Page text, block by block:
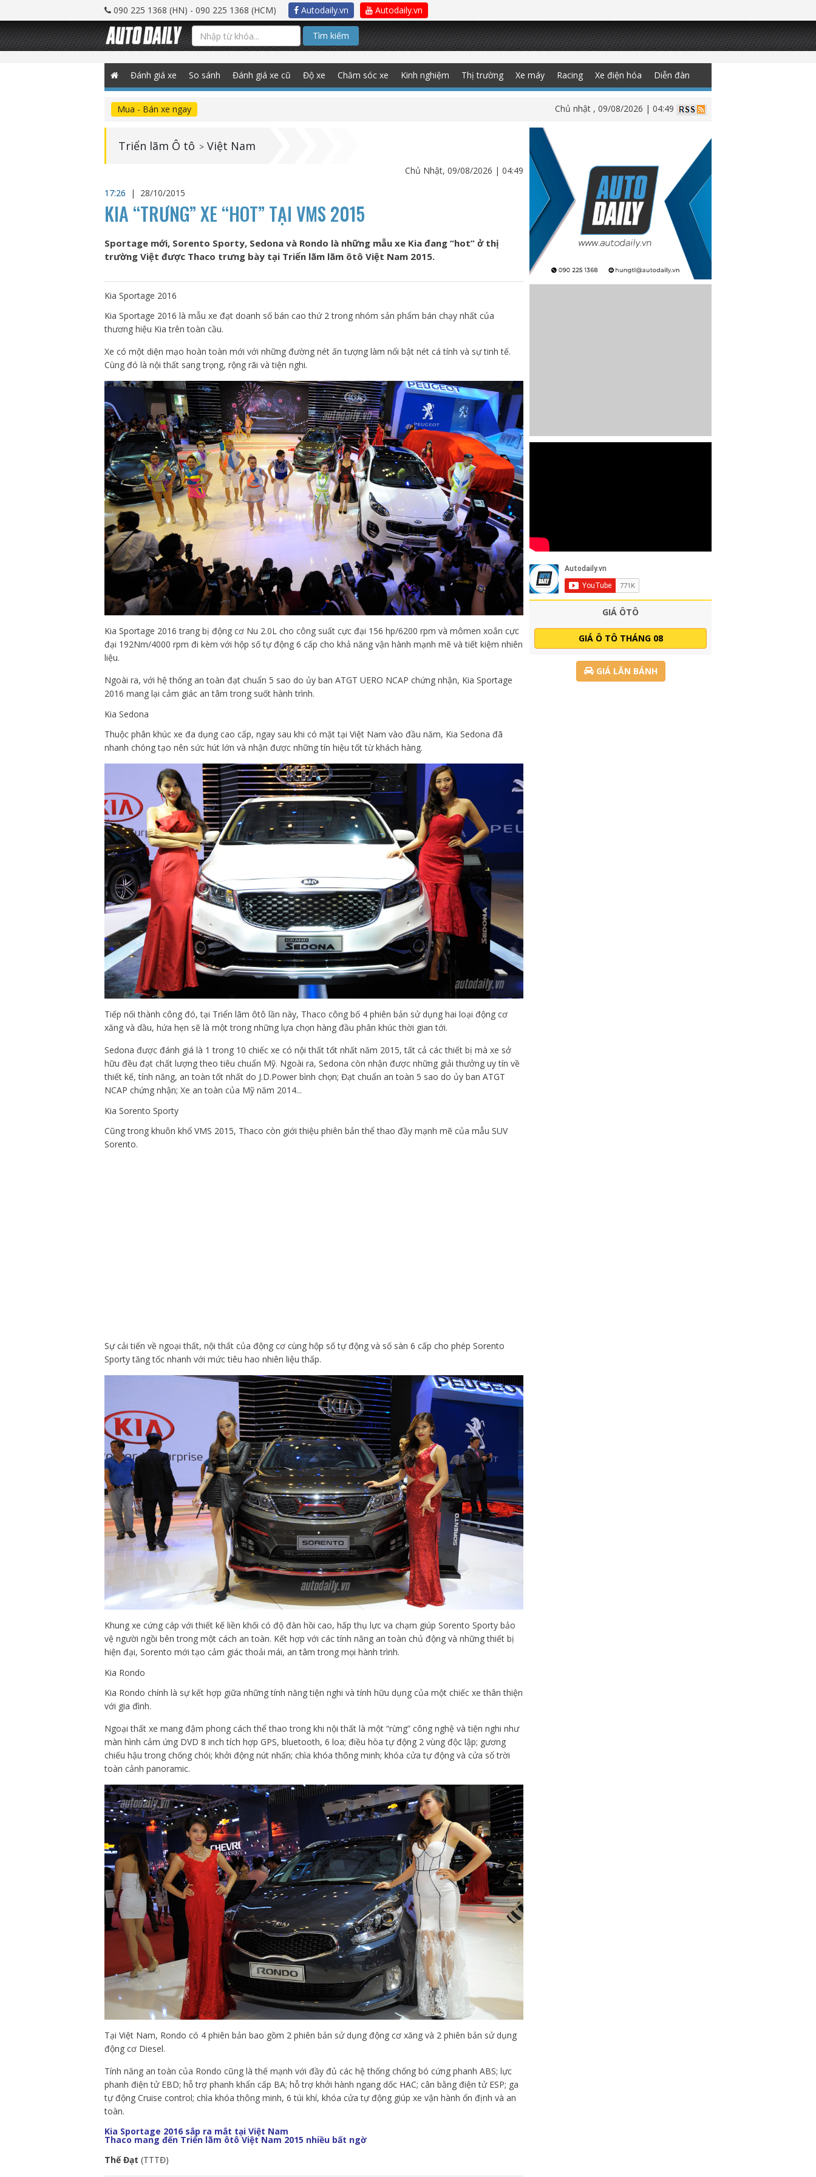
090 225 1368 (HN) - 090 225 1368 (HCM) Autodaily.vn Autodaily.vn
Tìm kiếm
Đánh giá xe So sánh Đánh giá xe cũ Độ xe Chăm sóc xe Kinh nghiệm Thị trường Xe máy Racing Xe điện hóa Diễn đàn
Mua - Bán xe ngay Chủ nhật , 09/08/2026 | 04:49
Triển lãm Ô tô > Việt Nam
Chủ Nhật, 09/08/2026 | 04:49
17:26
| 28/10/2015
KIA “TRƯNG” XE “HOT” TẠI VMS 2015
Sportage mới, Sorento Sporty, Sedona và Rondo là những mẫu xe Kia đang “hot” ở thị
trường Việt được Thaco trưng bày tại Triển lãm lãm ôtô Việt Nam 2015.
Kia Sportage 2016
Kia Sportage 2016 là mẫu xe đạt doanh số bán cao thứ 2 trong nhóm sản phẩm bán chạy nhất của
thương hiệu Kia trên toàn cầu.
Xe có một diện mạo hoàn toàn mới với những đường nét ấn tượng làm nổi bật nét cá tính và sự tinh tế.
Cùng đó là nội thất sang trọng, rộng rãi và tiện nghi.
Kia Sportage 2016 trang bị động cơ Nu 2.0L cho công suất cực đại 156 hp/6200 rpm và mômen xoắn cực
đại 192Nm/4000 rpm đi kèm với hộp số tự động 6 cấp cho khả năng vận hành mạnh mẽ và tiết kiệm nhiên
liệu.
Ngoài ra, với hệ thống an toàn đạt chuẩn 5 sao do ủy ban ATGT UERO NCAP chứng nhận, Kia Sportage
2016 mang lại cảm giác an tâm trong suốt hành trình.
Kia Sedona
Thuộc phân khúc xe đa dụng cao cấp, ngay sau khi có mặt tại Việt Nam vào đầu năm, Kia Sedona đã
nhanh chóng tạo nên sức hút lớn và nhận được những tín hiệu tốt từ khách hàng.
Tiếp nối thành công đó, tại Triển lãm ôtô lần này, Thaco công bố 4 phiên bản sử dụng hai loại động cơ
xăng và dầu, hứa hẹn sẽ là một trong những lựa chọn hàng đầu phân khúc thời gian tới.
Sedona được đánh giá là 1 trong 10 chiếc xe có nội thất tốt nhất năm 2015, tất cả các thiết bị mà xe sở
hữu đều đạt chất lượng theo tiêu chuẩn Mỹ. Ngoài ra, Sedona còn nhận được những giải thưởng uy tín về
thiết kế, tính năng, an toàn tốt nhất do J.D.Power bình chọn; Đạt chuẩn an toàn 5 sao do ủy ban ATGT
NCAP chứng nhận; Xe an toàn của Mỹ năm 2014...
Kia Sorento Sporty
Cũng trong khuôn khổ VMS 2015, Thaco còn giới thiệu phiên bản thể thao đầy mạnh mẽ của mẫu SUV
Sorento.
Sự cải tiến về ngoại thất, nội thất của động cơ cùng hộp số tự động và số sàn 6 cấp cho phép Sorento
Sporty tăng tốc nhanh với mức tiêu hao nhiên liệu thấp.
Khung xe cứng cáp với thiết kế liền khối có độ đàn hồi cao, hấp thụ lực va chạm giúp Sorento Sporty bảo
vệ người ngồi bên trong một cách an toàn. Kết hợp với các tính năng an toàn chủ động và những thiết bị
hiện đại, Sorento mới tạo cảm giác thoải mái, an tâm trong mọi hành trình.
Kia Rondo
Kia Rondo chính là sự kết hợp giữa những tính năng tiện nghi và tính hữu dụng của một chiếc xe thân thiện
với gia đình.
Ngoại thất xe mang đậm phong cách thể thao trong khi nội thất là một “rừng” công nghệ và tiện nghi như
màn hình cảm ứng DVD 8 inch tích hợp GPS, bluetooth, 6 loa; điều hòa tự động 2 vùng độc lập; gương
chiếu hậu trong chống chói; khởi động nút nhấn; chìa khóa thông minh; khóa cửa tự động và cửa sổ trời
toàn cảnh panoramic.
Tại Việt Nam, Rondo có 4 phiên bản bao gồm 2 phiên bản sử dụng động cơ xăng và 2 phiên bản sử dụng
động cơ Diesel.
Tính năng an toàn của Rondo cũng là thế mạnh với đầy đủ các hệ thống chống bó cứng phanh ABS; lực
phanh điện tử EBD; hỗ trợ phanh khẩn cấp BA; hỗ trợ khởi hành ngang dốc HAC; cân bằng điện tử ESP; ga
tự động Cruise control; chìa khóa thông minh, 6 túi khí, khóa cửa tự động giúp xe vận hành ổn định và an
toàn.
Kia Sportage 2016 sắp ra mắt tại Việt Nam
Thaco mang đến Triển lãm ôtô Việt Nam 2015 nhiều bất ngờ
Thế Đạt (TTTĐ)
GIÁ ÔTÔ
GIÁ Ô TÔ THÁNG 08
GIÁ LĂN BÁNH